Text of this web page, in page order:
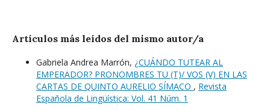
Artículos más leídos del mismo autor/a
Gabriela Andrea Marrón, ¿CUÁNDO TUTEAR AL
EMPERADOR? PRONOMBRES TU (T)/ VOS (V) EN LAS
CARTAS DE QUINTO AURELIO SÍMACO , Revista
Española de Lingüística: Vol. 41 Núm. 1